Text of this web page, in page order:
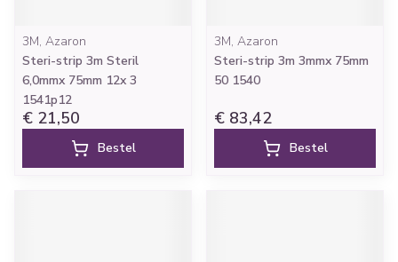
3M, Azaron
Steri-strip 3m Steril
6,0mmx 75mm 12x 3
1541p12
€ 21,50
Bestel
3M, Azaron
Steri-strip 3m 3mmx 75mm
50 1540
€ 83,42
Bestel